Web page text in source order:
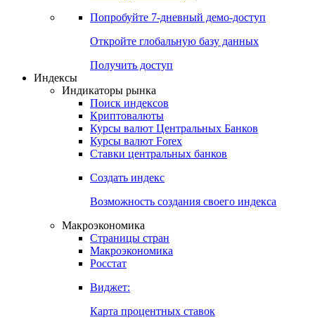
Попробуйте 7-дневный демо-доступ
Откройте глобальную базу данных
Получить доступ
Индексы
Индикаторы рынка
Поиск индексов
Криптовалюты
Курсы валют Центральных Банков
Курсы валют Forex
Ставки центральных банков
Создать индекс
Возможность создания своего индекса
Макроэкономика
Страницы стран
Макроэкономика
Росстат
Виджет:
Карта процентных ставок